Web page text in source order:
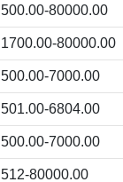
500.00-80000.00
1700.00-80000.00
500.00-7000.00
501.00-6804.00
500.00-7000.00
512-80000.00